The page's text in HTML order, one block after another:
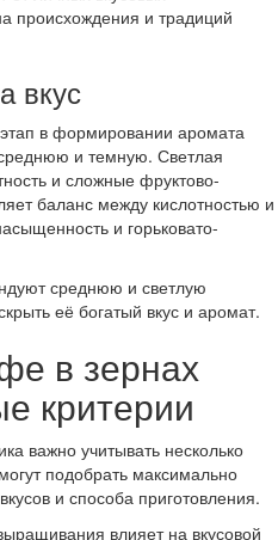
происхождения и традиций
вкус
в формировании аромата
и темную. Светлая
и сложные фруктово-
баланс между кислотностью и
и горьковато-
среднюю и светлую
её богатый вкус и аромат.
в зернах
критерии
важно учитывать несколько
подобрать максимально
и способа приготовления.
влияет на вкусовой